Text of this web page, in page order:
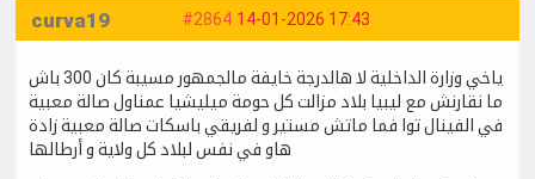
#2864 14-01-2026 17:43
curva19
ياخي وزارة الداخلية لا هالدرجة خايفة مالجمهور مسيبة كان 300 باش
ما نقارنش مع ليبيا بلاد مزالت كل حومة ميليشيا عمناول صالة معبية
في الفينال توا فما ماتش مستير و لفريقي باسكات صالة معبية زادة
هاو في نفس لبلاد كل ولاية و أرطالها